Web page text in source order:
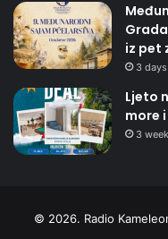
iz pet
3
Ljeto
more
3
© 2026. Radio